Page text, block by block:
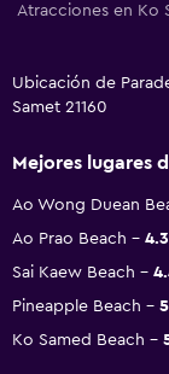
Atracciones en Ko
Ubicación de
Samet 21160
Mejores lugares
Ao Wong Duean
Ao Prao Beach
Sai Kaew Beach
Pineapple Beach
Ko Samed Beach